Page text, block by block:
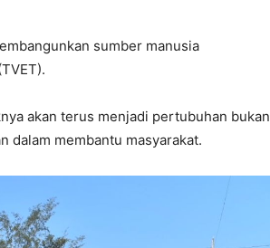
sumber manusia
akan terus menjadi pertubuhan bukan
dalam membantu masyarakat.